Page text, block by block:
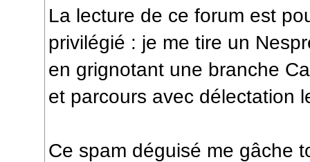
La lecture de ce forum est
privilégié : je me tire un
en grignotant une branche
et parcours avec délectation
Ce spam déguisé me gâche